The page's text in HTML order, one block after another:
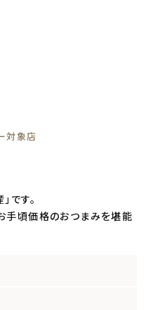
対象店
です。
手頃価格のおつまみを堪能